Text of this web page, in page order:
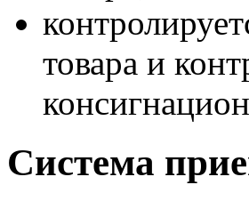
товара и
Система